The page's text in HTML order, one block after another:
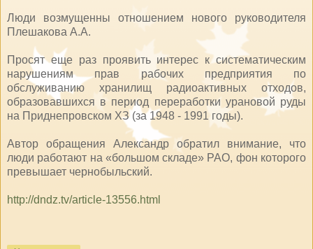
Люди возмущенны отношением нового руководителя
Плешакова А.А.
Просят еще раз проявить интерес к систематическим
нарушениям прав рабочих предприятия по
обслуживанию хранилищ радиоактивных отходов,
образовавшихся в период переработки урановой руды
на Приднепровском ХЗ (за 1948 - 1991 годы).
Автор обращения Александр обратил внимание, что
люди работают на «большом складе» РАО, фон которого
превышает чернобыльский.
http://dndz.tv/article-13556.html